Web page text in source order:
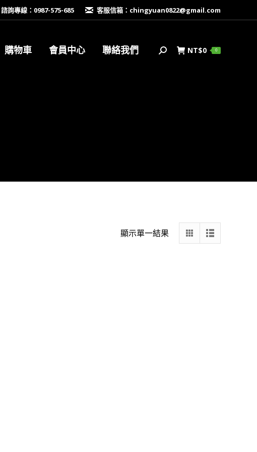
諮詢專線：0987-575-685 客服信箱： chingyuan0822@gmail.com
購物車 會員中心 聯絡我們
搜
NT$0 0
顯示單一結果